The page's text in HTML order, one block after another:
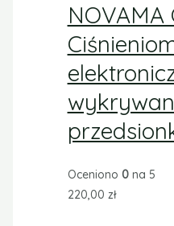
Oceniono 0na 5
220,00 zł